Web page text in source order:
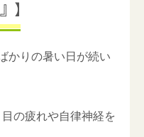
】
かりの暑い日が続い
の疲れや自律神経を